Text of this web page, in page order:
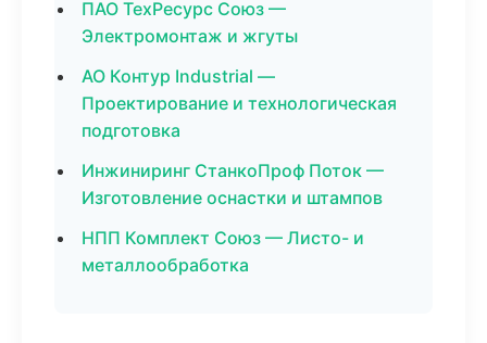
ПАО ТехРесурс Союз —
Электромонтаж и жгуты
АО Контур Industrial —
Проектирование и технологическая
подготовка
Инжиниринг СтанкоПроф Поток —
Изготовление оснастки и штампов
НПП Комплект Союз — Листо- и
металлообработка